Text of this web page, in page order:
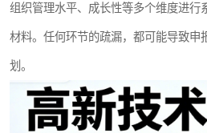
组织管理水平、成长性等多个维度进行
材料。任何环节的疏漏，都可能导致申
划。